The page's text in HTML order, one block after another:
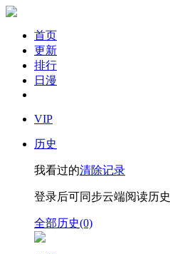
首页
更新
排行
日漫
VIP
历史
我看过的清除记录
登录后可同步云端阅读历史
全部历史(0)